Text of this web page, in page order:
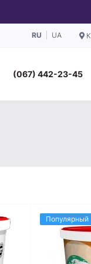
RU UA
(067) 442-23-45
Популярный